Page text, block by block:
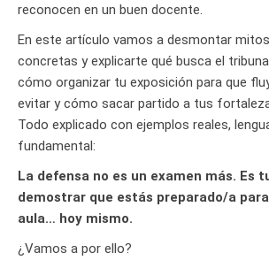
reconocen en un buen docente.
En este artículo vamos a desmontar
concretas y explicarte qué busca el
cómo organizar tu exposición para que
evitar y cómo sacar partido a tus
Todo explicado con ejemplos reales,
fundamental:
La defensa no es un examen más. Es
demostrar que estás preparado/a
aula… hoy mismo.
¿Vamos a por ello?